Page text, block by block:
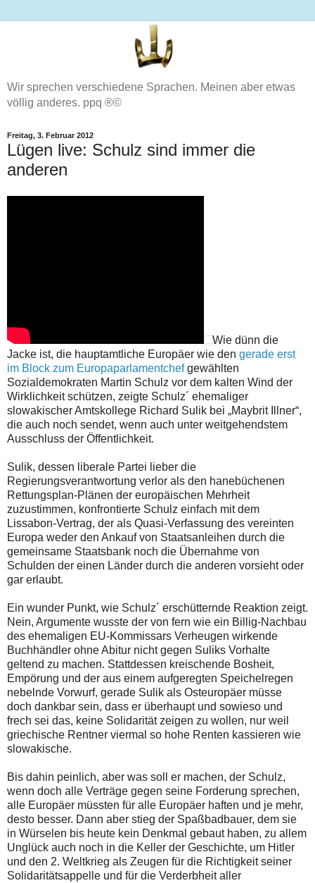
Wir sprechen verschiedene Sprachen. Meinen aber etwas
völlig anderes. ppq ®©
Freitag, 3. Februar 2012
Lügen live: Schulz sind immer die
anderen
Wie dünn die
Jacke ist, die hauptamtliche Europäer wie den gerade erst
im Block zum Europaparlamentchefgewählten
Sozialdemokraten Martin Schulz vor dem kalten Wind der
Wirklichkeit schützen, zeigte Schulz´ ehemaliger
slowakischer Amtskollege Richard Sulik bei „Maybrit Illner“,
die auch noch sendet, wenn auch unter weitgehendstem
Ausschluss der Öffentlichkeit.
Sulik, dessen liberale Partei lieber die
Regierungsverantwortung verlor als den hanebüchenen
Rettungsplan-Plänen der europäischen Mehrheit
zuzustimmen, konfrontierte Schulz einfach mit dem
Lissabon-Vertrag, der als Quasi-Verfassung des vereinten
Europa weder den Ankauf von Staatsanleihen durch die
gemeinsame Staatsbank noch die Übernahme von
Schulden der einen Länder durch die anderen vorsieht oder
gar erlaubt.
Ein wunder Punkt, wie Schulz´ erschütternde Reaktion zeigt.
Nein, Argumente wusste der von fern wie ein Billig-Nachbau
des ehemaligen EU-Kommissars Verheugen wirkende
Buchhändler ohne Abitur nicht gegen Suliks Vorhalte
geltend zu machen. Stattdessen kreischende Bosheit,
Empörung und der aus einem aufgeregten Speichelregen
nebelnde Vorwurf, gerade Sulik als Osteuropäer müsse
doch dankbar sein, dass er überhaupt und sowieso und
frech sei das, keine Solidarität zeigen zu wollen, nur weil
griechische Rentner viermal so hohe Renten kassieren wie
slowakische.
Bis dahin peinlich, aber was soll er machen, der Schulz,
wenn doch alle Verträge gegen seine Forderung sprechen,
alle Europäer müssten für alle Europäer haften und je mehr,
desto besser. Dann aber stieg der Spaßbadbauer, dem sie
in Würselen bis heute kein Denkmal gebaut haben, zu allem
Unglück auch noch in die Keller der Geschichte, um Hitler
und den 2. Weltkrieg als Zeugen für die Richtigkeit seiner
Solidaritätsappelle und für die Verderbheit aller